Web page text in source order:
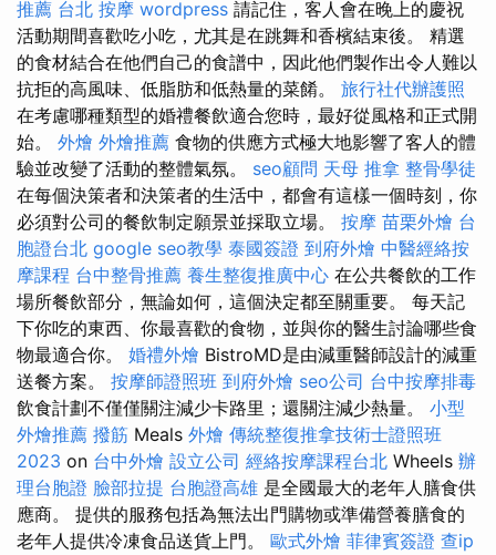
推薦 台北 按摩 wordpress 請記住，客人會在晚上的慶祝
活動期間喜歡吃小吃，尤其是在跳舞和香檳結束後。 精選
的食材結合在他們自己的食譜中，因此他們製作出令人難以
抗拒的高風味、低脂肪和低熱量的菜餚。 旅行社代辦護照
在考慮哪種類型的婚禮餐飲適合您時，最好從風格和正式開
始。 外燴 外燴推薦 食物的供應方式極大地影響了客人的體
驗並改變了活動的整體氣氛。 seo顧問 天母 推拿 整骨學徒
在每個決策者和決策者的生活中，都會有這樣一個時刻，你
必須對公司的餐飲制定願景並採取立場。 按摩 苗栗外燴 台
胞證台北 google seo教學 泰國簽證 到府外燴 中醫經絡按
摩課程 台中整骨推薦 養生整復推廣中心 在公共餐飲的工作
場所餐飲部分，無論如何，這個決定都至關重要。 每天記
下你吃的東西、你最喜歡的食物，並與你的醫生討論哪些食
物最適合你。 婚禮外燴 BistroMD是由減重醫師設計的減重
送餐方案。 按摩師證照班 到府外燴 seo公司 台中按摩排毒
飲食計劃不僅僅關注減少卡路里；還關注減少熱量。 小型
外燴推薦 撥筋 Meals 外燴 傳統整復推拿技術士證照班
2023 on 台中外燴 設立公司 經絡按摩課程台北 Wheels 辦
理台胞證 臉部拉提 台胞證高雄 是全國最大的老年人膳食供
應商。 提供的服務包括為無法出門購物或準備營養膳食的
老年人提供冷凍食品送貨上門。 歐式外燴 菲律賓簽證 查ip